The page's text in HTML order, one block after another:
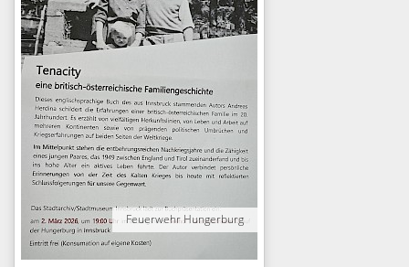
Feuerwehr Hungerburg